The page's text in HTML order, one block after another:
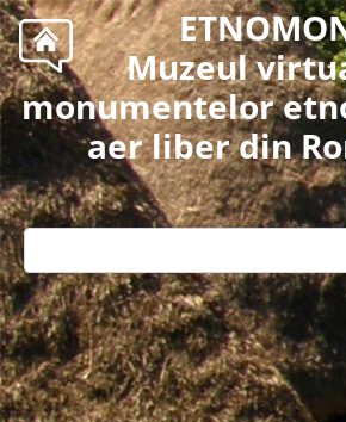
Muzeul
monumentelor
aer liber din